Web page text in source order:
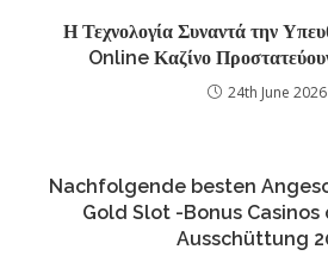
Η Τεχνολογία Συναντά την
Online Καζίνο
24th June 2026
Nachfolgende besten
Gold Slot -Bonus
Ausschüttung